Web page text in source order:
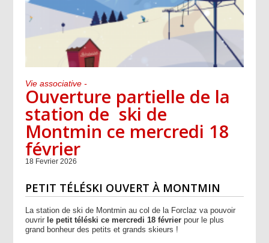
Vie associative -
Ouverture partielle de la
station de ski de
Montmin ce mercredi 18
février
18 Fevrier 2026
PETIT TÉLÉSKI OUVERT À MONTMIN
La station de ski de Montmin au col de la Forclaz va pouvoir
ouvrir le petit téléski ce mercredi 18 février pour le plus
grand bonheur des petits et grands skieurs !